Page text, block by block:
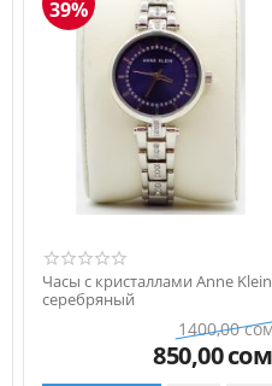
39%
Часы с кристаллами Anne
серебряный
1400,00
850,00